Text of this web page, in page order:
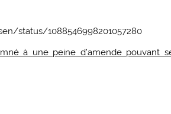
status/1088546998201057280
à une peine d’amende pouvant